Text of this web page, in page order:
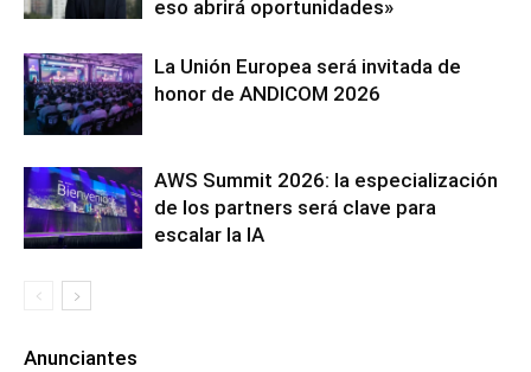
eso abrirá oportunidades»
La Unión Europea será invitada de
honor de ANDICOM 2026
AWS Summit 2026: la especialización
de los partners será clave para
escalar la IA
Anunciantes